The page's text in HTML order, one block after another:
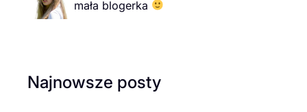
mała blogerka
Najnowsze posty